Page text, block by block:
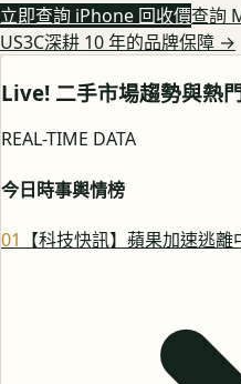
立即查詢 iPhone 回收價查詢
US3C深耕 10 年的品牌保障 →
Live! 二手市場趨勢與熱
REAL-TIME DATA
今日時事輿情榜
01 【科技快訊】蘋果加速逃